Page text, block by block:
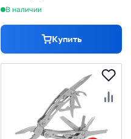
В наличии
Купить